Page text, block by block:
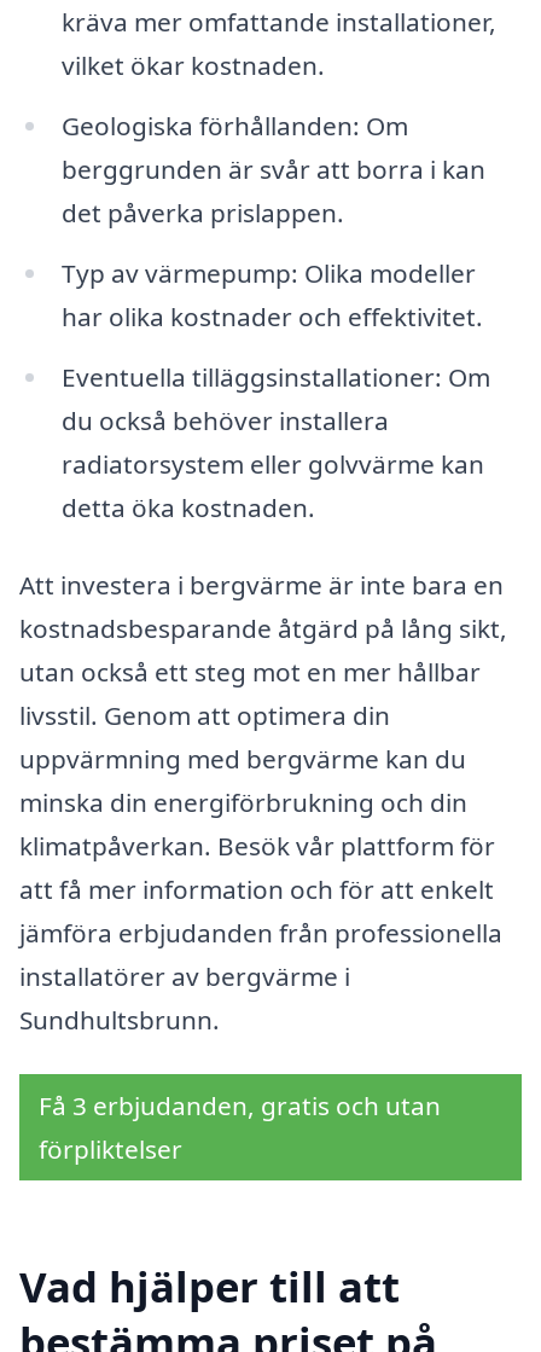
kräva mer omfattande installationer,
vilket ökar kostnaden.
Geologiska förhållanden: Om
berggrunden är svår att borra i kan
det påverka prislappen.
Typ av värmepump: Olika modeller
har olika kostnader och effektivitet.
Eventuella tilläggsinstallationer: Om
du också behöver installera
radiatorsystem eller golvvärme kan
detta öka kostnaden.
Att investera i bergvärme är inte bara en
kostnadsbesparande åtgärd på lång sikt,
utan också ett steg mot en mer hållbar
livsstil. Genom att optimera din
uppvärmning med bergvärme kan du
minska din energiförbrukning och din
klimatpåverkan. Besök vår plattform för
att få mer information och för att enkelt
jämföra erbjudanden från professionella
installatörer av bergvärme i
Sundhultsbrunn.
Få 3 erbjudanden, gratis och utan
förpliktelser
Vad hjälper till att